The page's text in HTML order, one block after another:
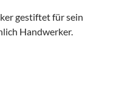
gestiftet für sein
Handwerker.